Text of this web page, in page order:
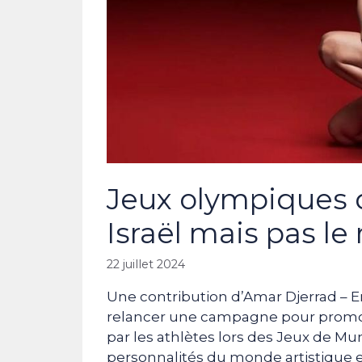
Jeux olympiques
Israël mais pas
22 juillet 2024
Une contribution d’Amar Djerrad –
relancer une campagne pour
par les athlètes lors des Jeux de
personnalités du monde artistique